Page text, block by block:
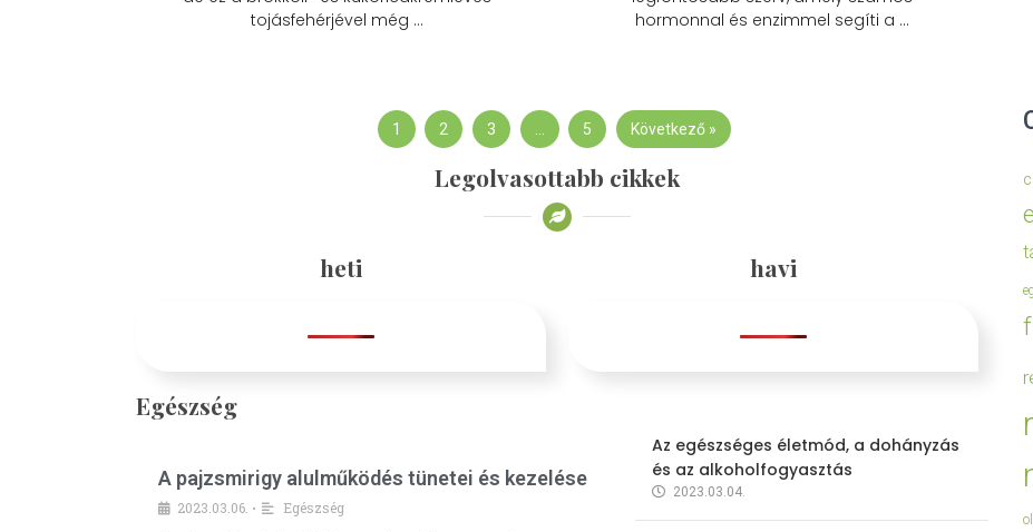
tojásfehérjével még …
hormonnal és enzimmel segíti a …
1 2 3 5 Következő »
Legolvasottabb cikkek
heti havi
Egészség
A pajzsmirigy alulműködés tünetei és kezelése
2023.03.06. •
Egészség
Az egészséges életmód, a dohányzás
és az alkoholfogyasztás
2023.03.04.